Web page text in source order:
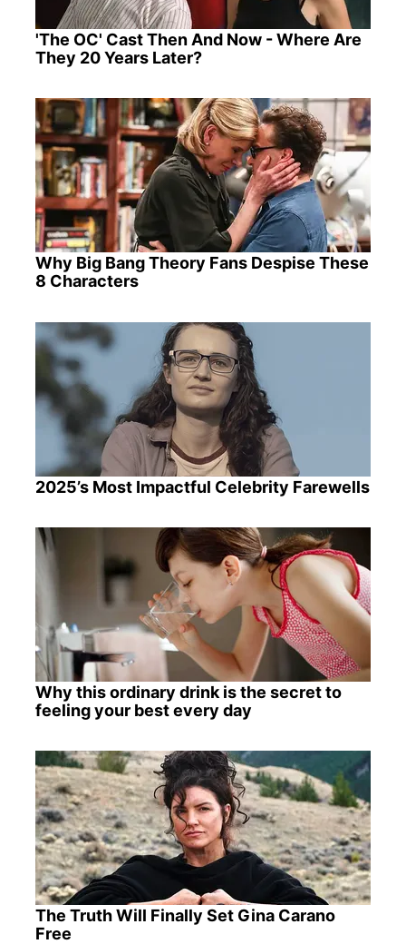
'The OC' Cast Then And Now - Where Are
They 20 Years Later?
Why Big Bang Theory Fans Despise These
8 Characters
2025’s Most Impactful Celebrity Farewells
Why this ordinary drink is the secret to
feeling your best every day
The Truth Will Finally Set Gina Carano
Free